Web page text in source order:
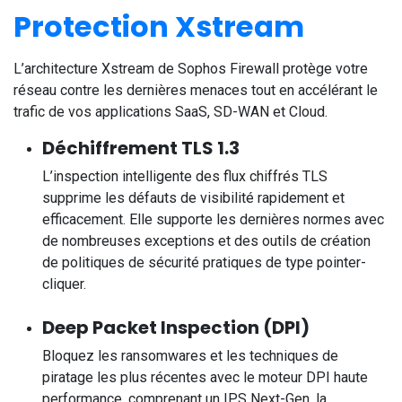
Protection Xstream
L’architecture Xstream de Sophos Firewall protège votre
réseau contre les dernières menaces tout en accélérant le
trafic de vos applications SaaS, SD-WAN et Cloud.
Déchiffrement TLS 1.3
L’inspection intelligente des flux chiffrés TLS
supprime les défauts de visibilité rapidement et
efficacement. Elle supporte les dernières normes avec
de nombreuses exceptions et des outils de création
de politiques de sécurité pratiques de type pointer-
cliquer.
Deep Packet Inspection (DPI)
Bloquez les ransomwares et les techniques de
piratage les plus récentes avec le moteur DPI haute